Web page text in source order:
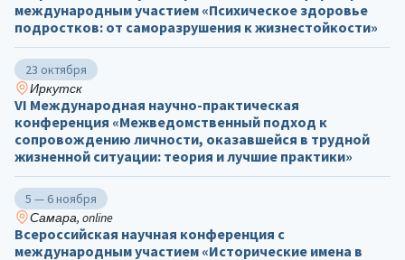
международным участием «Психическое здоровье
подростков: от саморазрушения к жизнестойкости»
23 октября
Иркутск
VI Международная научно-практическая
конференция «Межведомственный подход к
сопровождению личности, оказавшейся в трудной
жизненной ситуации: теория и лучшие практики»
5 — 6 ноября
Самара, online
Всероссийская научная конференция с
международным участием «Исторические имена в